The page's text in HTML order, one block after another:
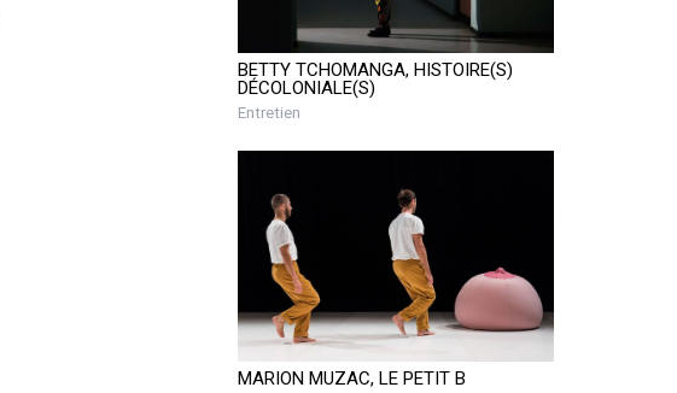
BETTY TCHOMANGA, HISTOIRE(S)
DÉCOLONIALE(S)
Entretien
MARION MUZAC, LE PETIT B